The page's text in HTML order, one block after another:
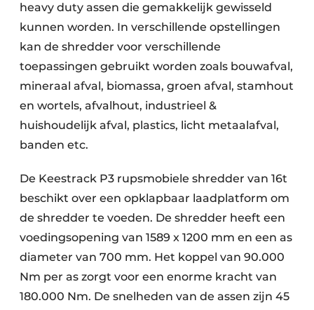
heavy duty assen die gemakkelijk gewisseld
kunnen worden. In verschillende opstellingen
kan de shredder voor verschillende
toepassingen gebruikt worden zoals bouwafval,
mineraal afval, biomassa, groen afval, stamhout
en wortels, afvalhout, industrieel &
huishoudelijk afval, plastics, licht metaalafval,
banden etc.
De Keestrack P3 rupsmobiele shredder van 16t
beschikt over een opklapbaar laadplatform om
de shredder te voeden. De shredder heeft een
voedingsopening van 1589 x 1200 mm en een as
diameter van 700 mm. Het koppel van 90.000
Nm per as zorgt voor een enorme kracht van
180.000 Nm. De snelheden van de assen zijn 45